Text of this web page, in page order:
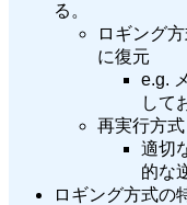
る。
ロギング
に復元
e.g.
して
再実行方
適切
的な
ロギング方式の